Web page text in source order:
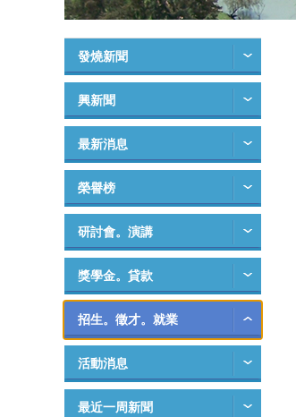
發燒新聞
興新聞
最新消息
榮譽榜
研討會。演講
獎學金。貸款
招生。徵才。就業
活動消息
最近一周新聞